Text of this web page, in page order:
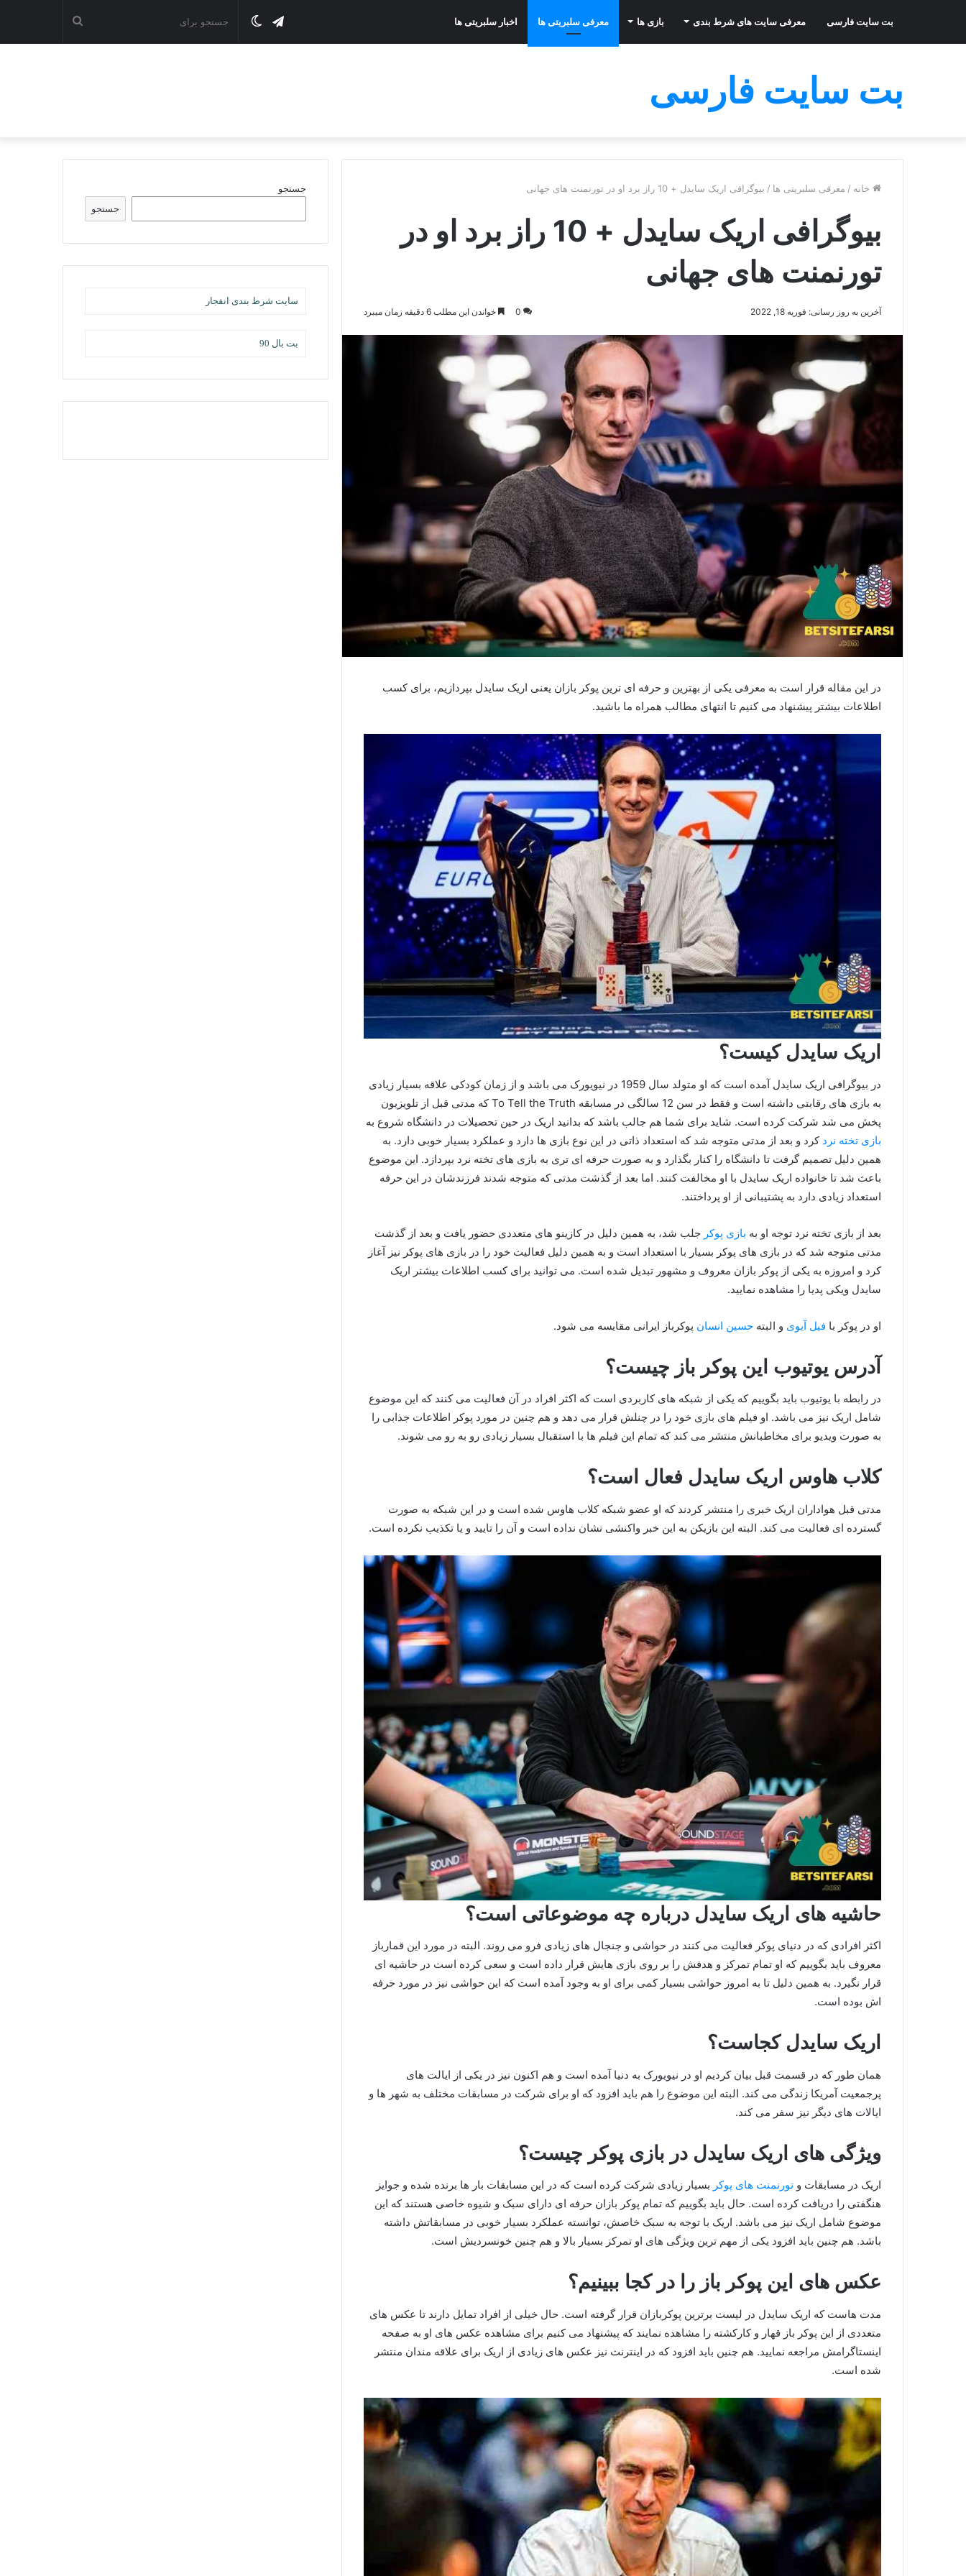
بت سایت فارسی معرفی سایت های شرط بندی بازی ها معرفی سلبریتی ها اخبار سلبریتی ها جستجو تغییرتلگرام
بت سایت فارسی
خانه / معرفی سلبریتی ها / بیوگرافی اریک سایدل + 10 راز برد او در تورنمنت های جهانی
بیوگرافی اریک سایدل + 10 راز برد او در
تورنمنت های جهانی
آخرین به روز رسانی: فوریه 18, 2022 0 خواندن این مطلب 6 دقیقه زمان میبرد
در این مقاله قرار است به معرفی یکی از بهترین و حرفه ای ترین پوکر بازان یعنی اریک سایدل بپردازیم، برای کسب
اطلاعات بیشتر پیشنهاد می‌ کنیم تا انتهای مطالب همراه ما باشید.
اریک سایدل کیست؟
در بیوگرافی اریک سایدل آمده است که او متولد سال 1959 در نیویورک می باشد و از زمان کودکی علاقه بسیار زیادی
به بازی‌ های رقابتی داشته است و فقط در سن 12 سالگی در مسابقه To Tell the Truth که مدتی قبل از تلویزیون
پخش می‌ شد شرکت کرده است. شاید برای شما هم جالب باشد که بدانید اریک در حین تحصیلات در دانشگاه شروع به
بازی تخته نردکرد و بعد از مدتی متوجه شد که استعداد ذاتی در این نوع بازی‌ ها دارد و عملکرد بسیار خوبی دارد. به
همین دلیل تصمیم گرفت تا دانشگاه را کنار بگذارد و به صورت حرفه ای تری به بازی های تخته نرد بپردازد. این موضوع
باعث شد تا خانواده اریک سایدل با او مخالفت کنند. اما بعد از گذشت مدتی که متوجه شدند فرزندشان در این حرفه
استعداد زیادی دارد به پشتیبانی از او پرداختند.
بعد از بازی تخته نرد توجه او به بازی پوکر جلب شد، به همین دلیل در کازینو های متعددی حضور یافت و بعد از گذشت
مدتی متوجه شد که در بازی‌ های پوکر بسیار با استعداد است و به همین دلیل فعالیت خود را در بازی‌ های پوکر نیز آغاز
کرد و امروزه به یکی از پوکر بازان معروف و مشهور تبدیل شده است. می توانید برای کسب اطلاعات بیشتر اریک
سایدل ویکی پدیا را مشاهده نمایید.
او در پوکر با فیل آیوی و البته حسین انسان پوکرباز ایرانی مقایسه می شود.
آدرس یوتیوب این پوکر باز چیست؟
در رابطه با یوتیوب باید بگوییم که یکی از شبکه‌ های کاربردی است که اکثر افراد در آن فعالیت می‌ کنند که این موضوع
شامل اریک نیز می‌ باشد. او فیلم های بازی خود را در چنلش قرار می دهد و هم چنین در مورد پوکر اطلاعات جذابی را
به صورت ویدیو برای مخاطبانش منتشر می کند که تمام این فیلم ها با استقبال بسیار زیادی رو به رو می شوند.
کلاب هاوس اریک سایدل فعال است؟
مدتی قبل هواداران اریک خبری را منتشر کردند که او عضو شبکه کلاب هاوس شده است و در این شبکه به صورت
گسترده ای فعالیت می کند. البته این بازیکن به این خبر واکنشی نشان نداده است و آن را تایید و یا تکذیب نکرده است.
حاشیه های اریک سایدل درباره چه موضوعاتی است؟
اکثر افرادی که در دنیای پوکر فعالیت می کنند در حواشی و جنجال‌ های زیادی فرو می روند. البته در مورد این قمارباز
معروف باید بگوییم که او تمام تمرکز و هدفش را بر روی بازی هایش قرار داده است و سعی کرده است در حاشیه ای
قرار نگیرد. به همین دلیل تا به امروز حواشی بسیار کمی برای او به وجود آمده است که این حواشی نیز در مورد حرفه
اش بوده است.
اریک سایدل کجاست؟
همان طور که در قسمت قبل بیان کردیم او در نیویورک به دنیا آمده است و هم اکنون نیز در یکی از ایالت های
پرجمعیت آمریکا زندگی می کند. البته این موضوع را هم باید افزود که او برای شرکت در مسابقات مختلف به شهر ها و
ایالات های دیگر نیز سفر می کند.
ویژگی های اریک سایدل در بازی پوکر چیست؟
اریک در مسابقات و تورنمنت های پوکر بسیار زیادی شرکت کرده است که در این مسابقات بار ها برنده شده و جوایز
هنگفتی را دریافت کرده است. حال باید بگوییم که تمام پوکر بازان حرفه ای دارای سبک و شیوه خاصی هستند که این
موضوع شامل اریک نیز می‌ باشد. اریک با توجه به سبک خاصش، توانسته عملکرد بسیار خوبی در مسابقاتش داشته
باشد. هم چنین باید افزود یکی از مهم ترین ویژگی های او تمرکز بسیار بالا و هم چنین خونسردیش است.
عکس های این پوکر باز را در کجا ببینیم؟
مدت هاست که اریک سایدل در لیست برترین پوکربازان قرار گرفته است. حال خیلی از افراد تمایل دارند تا عکس های
متعددی از این پوکر باز قهار و کارکشته را مشاهده نمایند که پیشنهاد می کنیم برای مشاهده عکس های او به صفحه
اینستاگرامش مراجعه نمایید. هم چنین باید افزود که در اینترنت نیز عکس های زیادی از اریک برای علاقه‌ مندان منتشر
شده است.
جستجو
جستجو
سایت شرط بندی انفجار
بت بال 90